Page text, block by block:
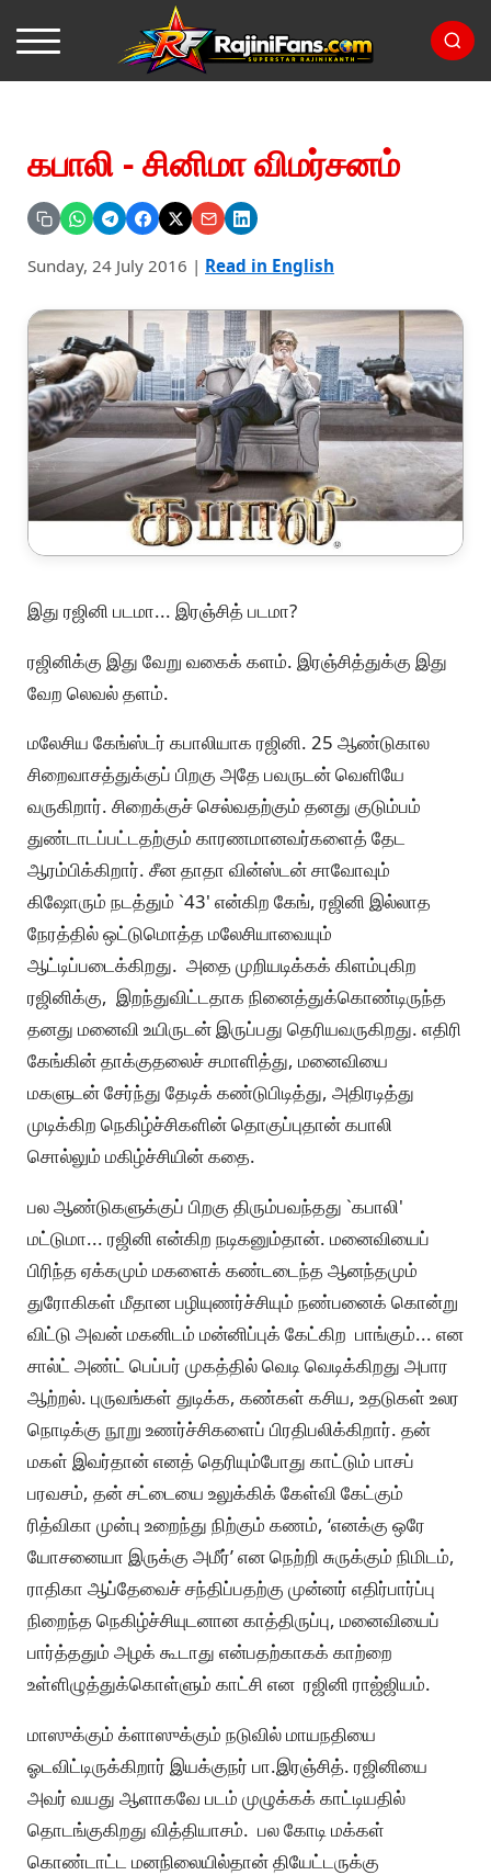
கபாலி - சினிமா விமர்சனம்
Sunday, 24 July 2016 | Read in English
இது ரஜினி படமா... இரஞ்சித் படமா?
ரஜினிக்கு இது வேறு வகைக் களம். இரஞ்சித்துக்கு இது
வேற லெவல் தளம்.
மலேசிய கேங்ஸ்டர் கபாலியாக ரஜினி. 25 ஆண்டுகால
சிறைவாசத்துக்குப் பிறகு அதே பவருடன் வெளியே
வருகிறார். சிறைக்குச் செல்வதற்கும் தனது குடும்பம்
துண்டாடப்பட்டதற்கும் காரணமானவர்களைத் தேட
ஆரம்பிக்கிறார். சீன தாதா வின்ஸ்டன் சாவோவும்
கிஷோரும் நடத்தும் `43' என்கிற கேங், ரஜினி இல்லாத
நேரத்தில் ஒட்டுமொத்த மலேசியாவையும்
ஆட்டிப்படைக்கிறது. அதை முறியடிக்கக் கிளம்புகிற
ரஜினிக்கு, இறந்துவிட்டதாக நினைத்துக்கொண்டிருந்த
தனது மனைவி உயிருடன் இருப்பது தெரியவருகிறது. எதிரி
கேங்கின் தாக்குதலைச் சமாளித்து, மனைவியை
மகளுடன் சேர்ந்து தேடிக் கண்டுபிடித்து, அதிரடித்து
முடிக்கிற நெகிழ்ச்சிகளின் தொகுப்புதான் கபாலி
சொல்லும் மகிழ்ச்சியின் கதை.
பல ஆண்டுகளுக்குப் பிறகு திரும்பவந்தது `கபாலி'
மட்டுமா... ரஜினி என்கிற நடிகனும்தான். மனைவியைப்
பிரிந்த ஏக்கமும் மகளைக் கண்டடைந்த ஆனந்தமும்
துரோகிகள் மீதான பழியுணர்ச்சியும் நண்பனைக் கொன்று
விட்டு அவன் மகனிடம் மன்னிப்புக் கேட்கிற பாங்கும்... என
சால்ட் அண்ட் பெப்பர் முகத்தில் வெடி வெடிக்கிறது அபார
ஆற்றல். புருவங்கள் துடிக்க, கண்கள் கசிய, உதடுகள் உலர
நொடிக்கு நூறு உணர்ச்சிகளைப் பிரதிபலிக்கிறார். தன்
மகள் இவர்தான் எனத் தெரியும்போது காட்டும் பாசப்
பரவசம், தன் சட்டையை உலுக்கிக் கேள்வி கேட்கும்
ரித்விகா முன்பு உறைந்து நிற்கும் கணம், ‘எனக்கு ஒரே
யோசனையா இருக்கு அமீர்’ என நெற்றி சுருக்கும் நிமிடம்,
ராதிகா ஆப்தேவைச் சந்திப்பதற்கு முன்னர் எதிர்பார்ப்பு
நிறைந்த நெகிழ்ச்சியுடனான காத்திருப்பு, மனைவியைப்
பார்த்ததும் அழக் கூடாது என்பதற்காகக் காற்றை
உள்ளிழுத்துக்கொள்ளும் காட்சி என ரஜினி ராஜ்ஜியம்.
மாஸுக்கும் க்ளாஸுக்கும் நடுவில் மாயநதியை
ஓடவிட்டிருக்கிறார் இயக்குநர் பா.இரஞ்சித். ரஜினியை
அவர் வயது ஆளாகவே படம் முழுக்கக் காட்டியதில்
தொடங்குகிறது வித்தியாசம். பல கோடி மக்கள்
கொண்டாட்ட மனநிலையில்தான் தியேட்டருக்கு